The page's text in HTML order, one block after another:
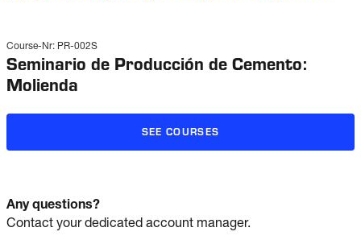
Course-Nr: PR-002S
Seminario de Producción de Cemento:
Molienda
SEE COURSES
Any questions?
Contact your dedicated account manager.